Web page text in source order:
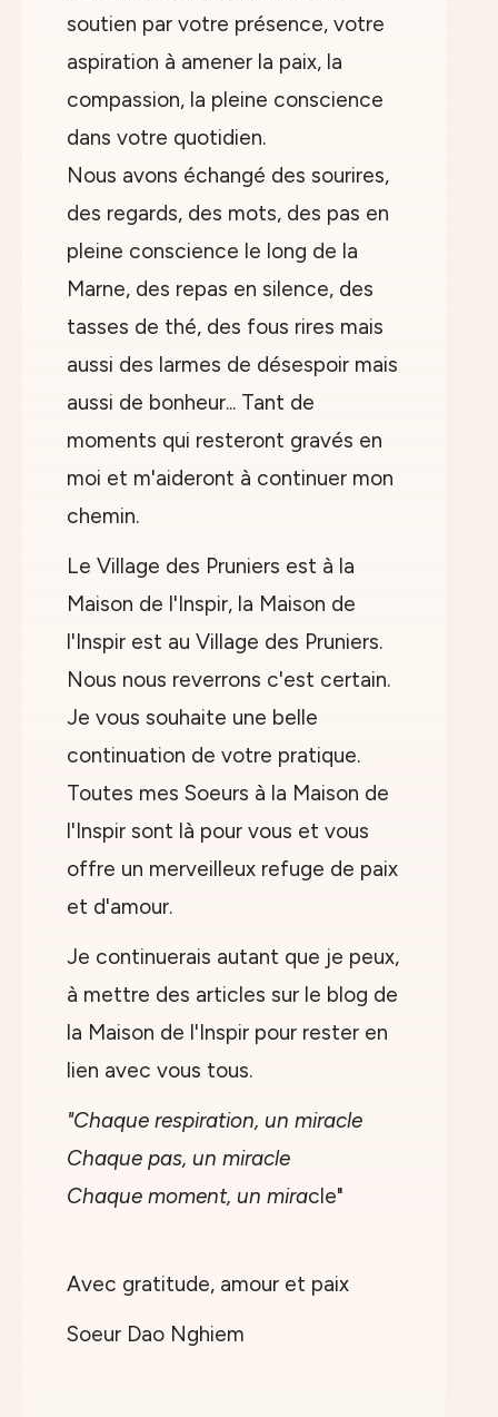
soutien par votre présence, votre
aspiration à amener la paix, la
compassion, la pleine conscience
dans votre quotidien.
Nous avons échangé des sourires,
des regards, des mots, des pas en
pleine conscience le long de la
Marne, des repas en silence, des
tasses de thé, des fous rires mais
aussi des larmes de désespoir mais
aussi de bonheur... Tant de
moments qui resteront gravés en
moi et m'aideront à continuer mon
chemin.
Le Village des Pruniers est à la
Maison de l'Inspir, la Maison de
l'Inspir est au Village des Pruniers.
Nous nous reverrons c'est certain.
Je vous souhaite une belle
continuation de votre pratique.
Toutes mes Soeurs à la Maison de
l'Inspir sont là pour vous et vous
offre un merveilleux refuge de paix
et d'amour.
Je continuerais autant que je peux,
à mettre des articles sur le blog de
la Maison de l'Inspir pour rester en
lien avec vous tous.
"Chaque respiration, un miracle
Chaque pas, un miracle
Chaque moment, un miracle"
Avec gratitude, amour et paix
Soeur Dao Nghiem